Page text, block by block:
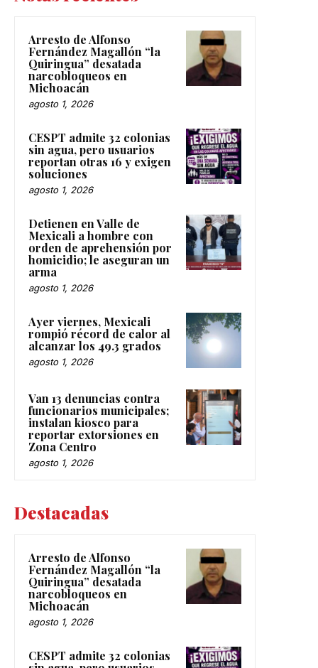
Arresto de Alfonso
Fernández Magallón “la
Quiringua” desatada
narcobloqueos en
Michoacán
agosto 1, 2026
CESPT admite 32 colonias
sin agua, pero usuarios
reportan otras 16 y exigen
soluciones
agosto 1, 2026
Detienen en Valle de
Mexicali a hombre con
orden de aprehensión por
homicidio; le aseguran un
arma
agosto 1, 2026
Ayer viernes, Mexicali
rompió récord de calor al
alcanzar los 49.3 grados
agosto 1, 2026
Van 13 denuncias contra
funcionarios municipales;
instalan kiosco para
reportar extorsiones en
Zona Centro
agosto 1, 2026
Destacadas
Arresto de Alfonso
Fernández Magallón “la
Quiringua” desatada
narcobloqueos en
Michoacán
agosto 1, 2026
CESPT admite 32 colonias